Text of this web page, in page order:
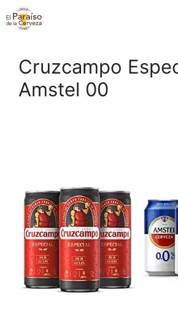
Saltar
al
Cruzcampo
Amstel 00